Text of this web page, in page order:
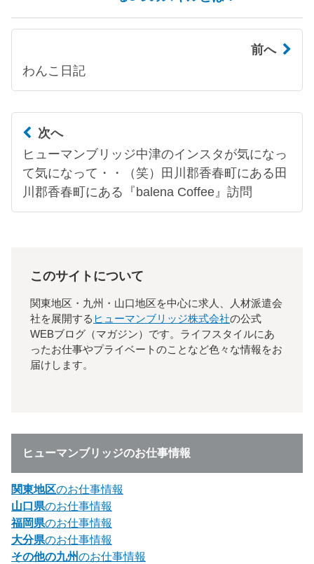
前へ
わんこ日記
次へ
ヒューマンブリッジ中津のインスタが気になっ
て気になって・・（笑）田川郡香春町にある田
川郡香春町にある『balena Coffee』訪問
このサイトについて
関東地区・九州・山口地区を中心に求人、人材派遣会
社を展開する ヒューマンブリッジ株式会社の公式
WEBブログ（マガジン）です。ライフスタイルにあ
ったお仕事やプライベートのことなど色々な情報をお
届けします。
ヒューマンブリッジのお仕事情報
関東地区のお仕事情報
山口県のお仕事情報
福岡県のお仕事情報
大分県のお仕事情報
その他の九州のお仕事情報